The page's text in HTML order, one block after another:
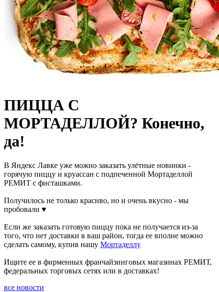
ПИЦЦА С
МОРТАДЕЛЛОЙ? Конечно,
да!
В Яндекс Лавке уже можно заказать улётные новинки -
горячую пиццу и круассан с подпеченной Мортаделлой
РЕМИТ с фисташками.
Получилось не только красиво, но и очень вкусно - мы
пробовали ♥
Если же заказать готовую пиццу пока не получается из-за
того, что нет доставки в ваш район, тогда ее вполне можно
сделать самому, купив нашу Мортаделлу
Ищите ее в фирменных франчайзинговых магазинах РЕМИТ,
федеральных торговых сетях или в доставках!
все новости